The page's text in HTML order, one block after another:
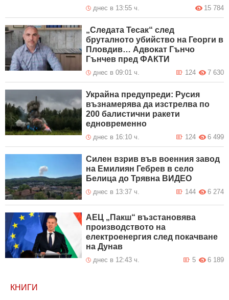
днес в 13:55 ч. 15 784
„Следата Тесак“ след
бруталното убийство на Георги в
Пловдив… Адвокат Гънчо
Гънчев пред ФАКТИ
днес в 09:01 ч. 7 630
124
Украйна предупреди: Русия
възнамерява да изстрелва по
200 балистични ракети
едновременно
днес в 16:10 ч. 6 499
124
Силен взрив във военния завод
на Емилиян Гебрев в село
Белица до Трявна ВИДЕО
днес в 13:37 ч. 6 274
144
АЕЦ „Пакш“ възстановява
производството на
електроенергия след покачване
на Дунав
днес в 12:43 ч. 6 189
5
КНИГИ